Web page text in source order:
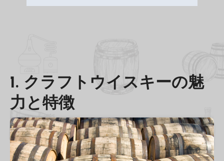
1. クラフトウイスキーの魅
力と特徴